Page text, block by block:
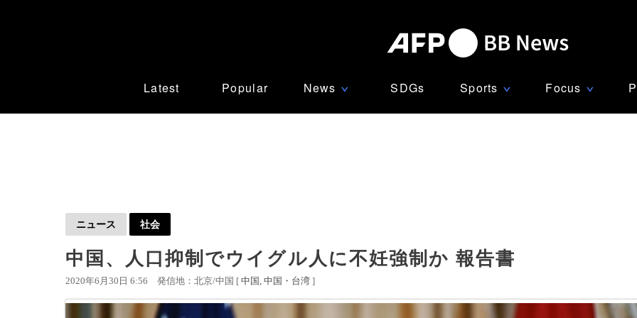
Latest Popular News ∨ SDGs Sports ∨ Focus ∨
ニュース 社会
中国、人口抑制でウイグル人に不妊強制か 報告書
2020年6月30日 6:56 発信地：北京/中国 [ 中国 中国・台湾 ]